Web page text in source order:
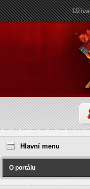
Hlavní menu
O portálu
save
reddit
video
coloring
pages
love
horoscope
today